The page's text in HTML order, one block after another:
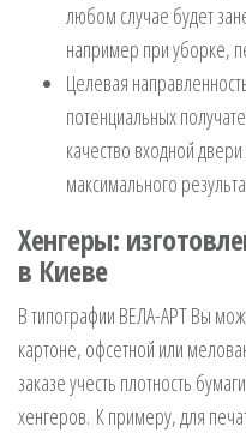
любом случае будет
например при уборке,
Целевая
потенциальных
качество входной
максимального
Хенгеры:
в Киеве
В типографии ВЕЛА-АРТ Вы
картоне, офсетной или
заказе учесть плотность
хенгеров. К примеру, для